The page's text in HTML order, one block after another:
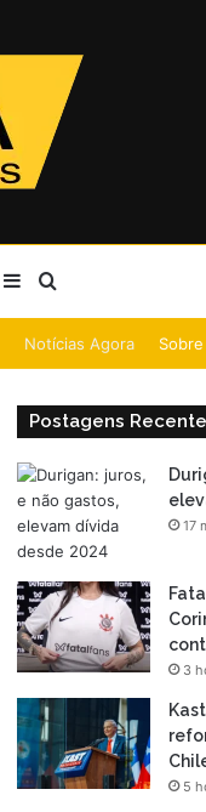
Barra Lateral
Notícias Agora Sobre
Postagens
17
3
5